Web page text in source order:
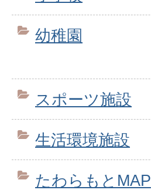
幼稚園
スポーツ施設
生活環境施設
たわらもとMAP